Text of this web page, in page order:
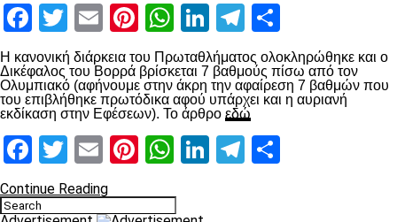
Facebook
Twitter
EmailPinterest
WhatsApp
LinkedIn
Telegram
Η κανονική διάρκεια του Πρωταθλήματος ολοκληρώθηκε και ο
Δικέφαλος του Βορρά βρίσκεται 7 βαθμούς πίσω από τον
Ολυμπιακό (αφήνουμε στην άκρη την αφαίρεση 7 βαθμών που
του επιβλήθηκε πρωτόδικα αφού υπάρχει και η αυριανή
εκδίκαση στην Εφέσεων). Το άρθρο εδώ
Facebook
Twitter
EmailPinterest
WhatsApp
LinkedIn
Telegram
Continue Reading